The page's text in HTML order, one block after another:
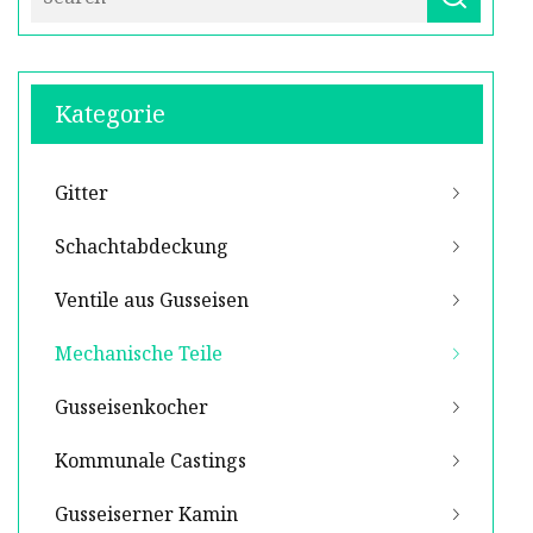
Kategorie
Gitter
Schachtabdeckung
Ventile aus Gusseisen
Mechanische Teile
Gusseisenkocher
Kommunale Castings
Gusseiserner Kamin